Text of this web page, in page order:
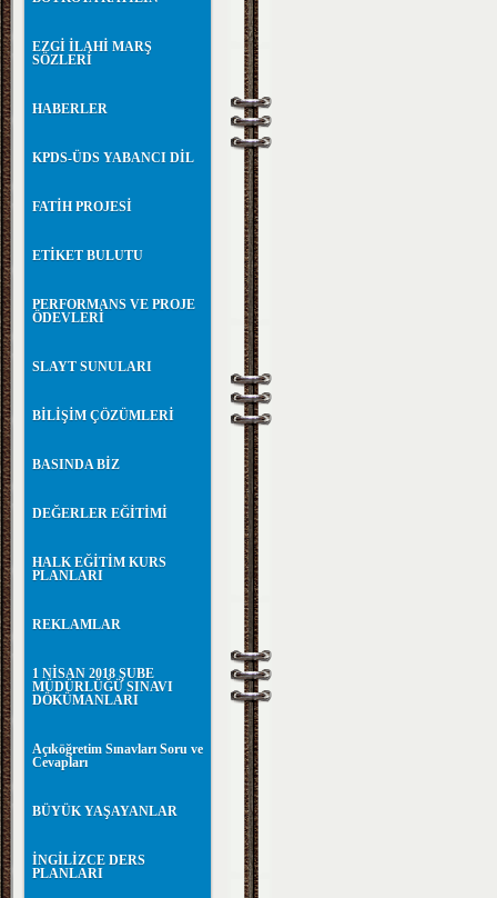
EZGİ İLAHİ MARŞ
SÖZLERİ
HABERLER
KPDS-ÜDS YABANCI DİL
FATİH PROJESİ
ETİKET BULUTU
PERFORMANS VE PROJE
ÖDEVLERİ
SLAYT SUNULARI
BİLİŞİM ÇÖZÜMLERİ
BASINDA BİZ
DEĞERLER EĞİTİMİ
HALK EĞİTİM KURS
PLANLARI
REKLAMLAR
1 NİSAN 2018 ŞUBE
MÜDÜRLÜĞÜ SINAVI
DÖKÜMANLARI
Açıköğretim Sınavları Soru ve
Cevapları
BÜYÜK YAŞAYANLAR
İNGİLİZCE DERS
PLANLARI